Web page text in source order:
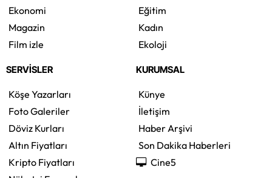
Ekonomi
Magazin
Film izle
Eğitim
Kadın
Ekoloji
SERVİSLER
Köşe Yazarları
Foto Galeriler
Döviz Kurları
Altın Fiyatları
Kripto Fiyatları
KURUMSAL
Künye
İletişim
Haber Arşivi
Son Dakika Haberleri
Cine5